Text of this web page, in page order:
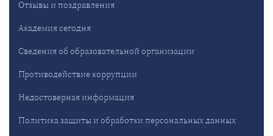
Отзывы и поздравления
Академия сегодня
Сведения об образовательной организации
Противодействие коррупции
Недостоверная информация
Политика защиты и обработки персональных данных